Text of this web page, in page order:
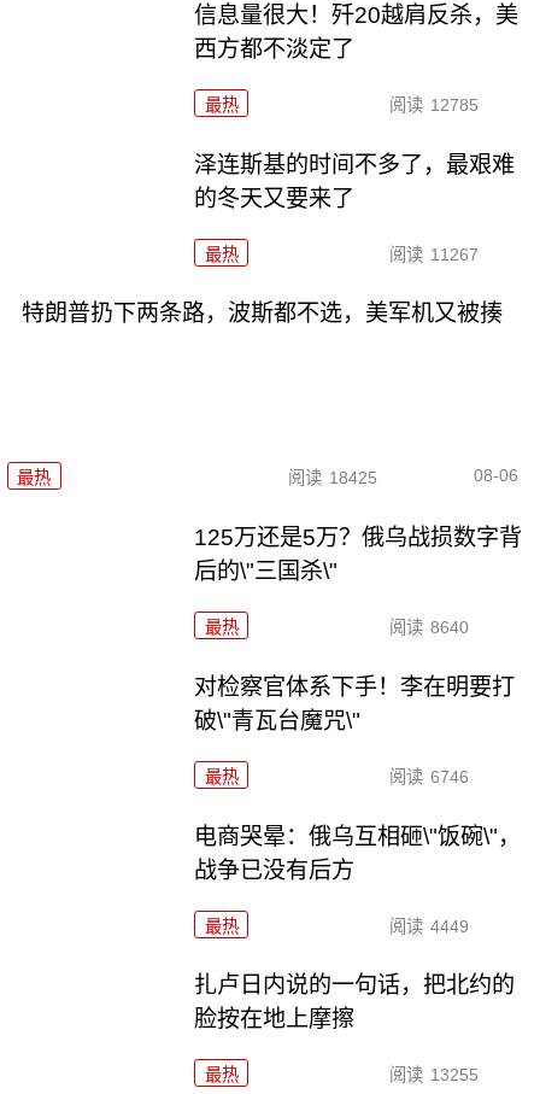
信息量很大！歼20越肩反杀，美
西方都不淡定了
最热 阅读 12785
泽连斯基的时间不多了，最艰难
的冬天又要来了
最热 阅读 11267
特朗普扔下两条路，波斯都不选，美军机又被揍
最热 阅读 18425 08-06
125万还是5万？俄乌战损数字背
后的\"三国杀\"
最热 阅读 8640
对检察官体系下手！李在明要打
破\"青瓦台魔咒\"
最热 阅读 6746
电商哭晕：俄乌互相砸\"饭碗\"，
战争已没有后方
最热 阅读 4449
扎卢日内说的一句话，把北约的
脸按在地上摩擦
最热 阅读 13255